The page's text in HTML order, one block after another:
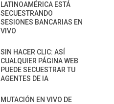
LATINOAMÉRICA ESTÁ
SECUESTRANDO
SESIONES BANCARIAS EN
VIVO
SIN HACER CLIC: ASÍ
CUALQUIER PÁGINA WEB
PUEDE SECUESTRAR TU
AGENTES DE IA
MUTACIÓN EN VIVO DE